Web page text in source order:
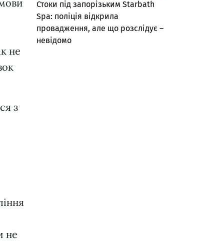
не
з
не
Стоки під запорізьким Starbath
Spa: поліція відкрила
провадження, але що розслідує –
невідомо